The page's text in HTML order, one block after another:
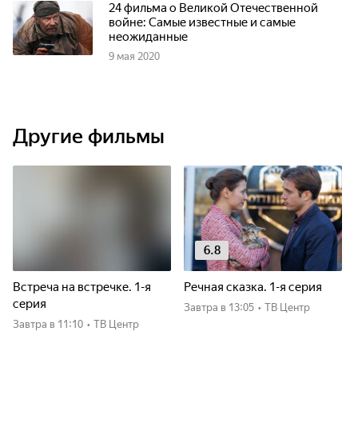
24 фильма о Великой Отечественной
войне: Самые известные и самые
неожиданные
9 мая 2020
Другие фильмы
Встреча на встречке. 1-я
серия
Завтра в 11:10 • ТВ Центр
6.8
Речная сказка. 1-я серия
Завтра в 13:05 • ТВ Центр